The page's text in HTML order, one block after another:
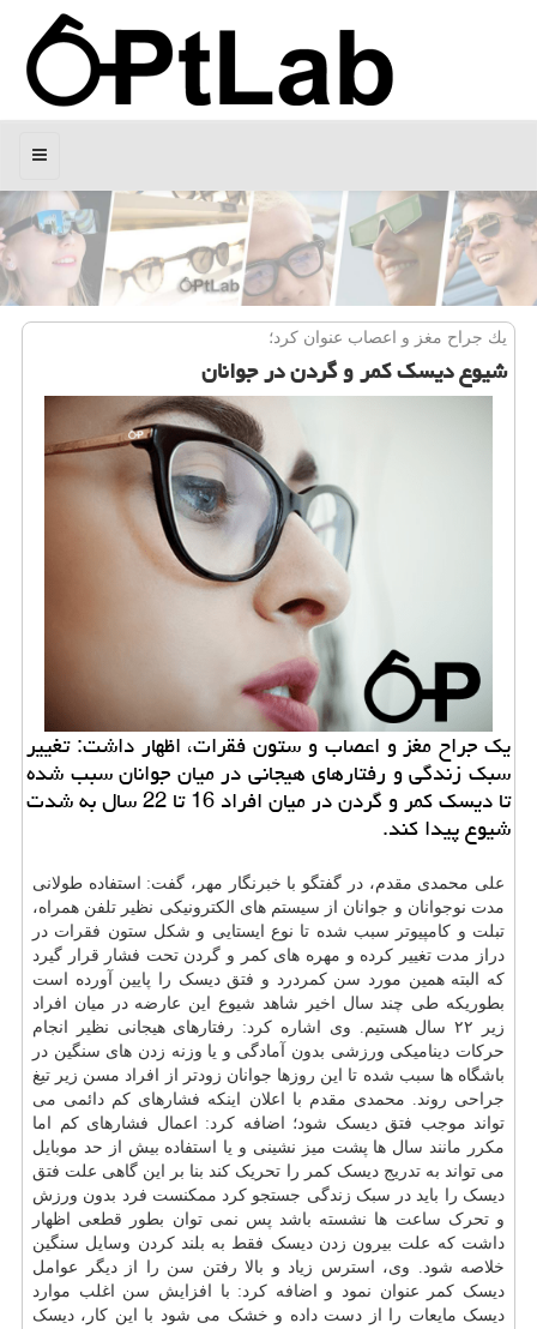
منو
یك جراح مغز و اعصاب عنوان كرد؛
شیوع دیسك كمر و گردن در جوانان
یك جراح مغز و اعصاب و ستون فقرات، اظهار داشت: تغییر
سبك زندگی و رفتارهای هیجانی در میان جوانان سبب شده
تا دیسك كمر و گردن در میان افراد 16 تا 22 سال به شدت
شیوع پیدا كند.
علی محمدی مقدم، در گفتگو با خبرنگار مهر، گفت: استفاده طولانی
مدت نوجوانان و جوانان از سیستم های الکترونیکی نظیر تلفن همراه،
تبلت و کامپیوتر سبب شده تا نوع ایستایی و شکل ستون فقرات در
دراز مدت تغییر کرده و مهره های کمر و گردن تحت فشار قرار گیرد
که البته همین مورد سن کمردرد و فتق دیسک را پایین آورده است
بطوریکه طی چند سال اخیر شاهد شیوع این عارضه در میان افراد
زیر ۲۲ سال هستیم. وی اشاره کرد: رفتارهای هیجانی نظیر انجام
حرکات دینامیکی ورزشی بدون آمادگی و یا وزنه زدن های سنگین در
باشگاه ها سبب شده تا این روزها جوانان زودتر از افراد مسن زیر تیغ
جراحی روند. محمدی مقدم با اعلان اینکه فشارهای کم دائمی می
تواند موجب فتق دیسک شود؛ اضافه کرد: اعمال فشارهای کم اما
مکرر مانند سال ها پشت میز نشینی و یا استفاده بیش از حد موبایل
می تواند به تدریج دیسک کمر را تحریک کند بنا بر این گاهی علت فتق
دیسک را باید در سبک زندگی جستجو کرد ممکنست فرد بدون ورزش
و تحرک ساعت ها نشسته باشد پس نمی توان بطور قطعی اظهار
داشت که علت بیرون زدن دیسک فقط به بلند کردن وسایل سنگین
خلاصه شود. وی، استرس زیاد و بالا رفتن سن را از دیگر عوامل
دیسک کمر عنوان نمود و اضافه کرد: با افزایش سن اغلب موارد
دیسک مایعات را از دست داده و خشک می شود با این کار، دیسک